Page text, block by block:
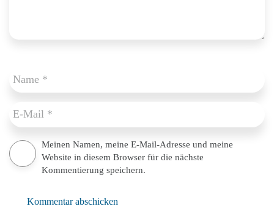
Meinen Namen, meine E-Mail-Adresse und meine
Website in diesem Browser für die nächste
Kommentierung speichern.
Kommentar abschicken